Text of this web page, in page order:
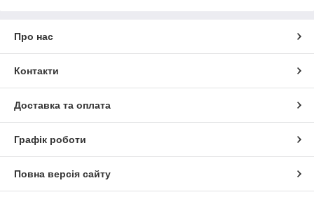
Про нас
Контакти
Доставка та оплата
Графік роботи
Повна версія сайту